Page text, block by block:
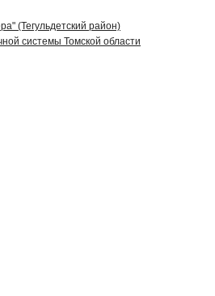
(Тегульдетский район)
системы Томской области